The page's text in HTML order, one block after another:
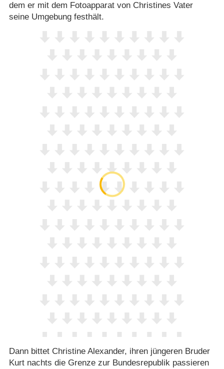
dem er mit dem Fotoapparat von Christines Vater
seine Umgebung festhält.
Dann bittet Christine Alexander, ihren jüngeren Bruder
Kurt nachts die Grenze zur Bundesrepublik passieren